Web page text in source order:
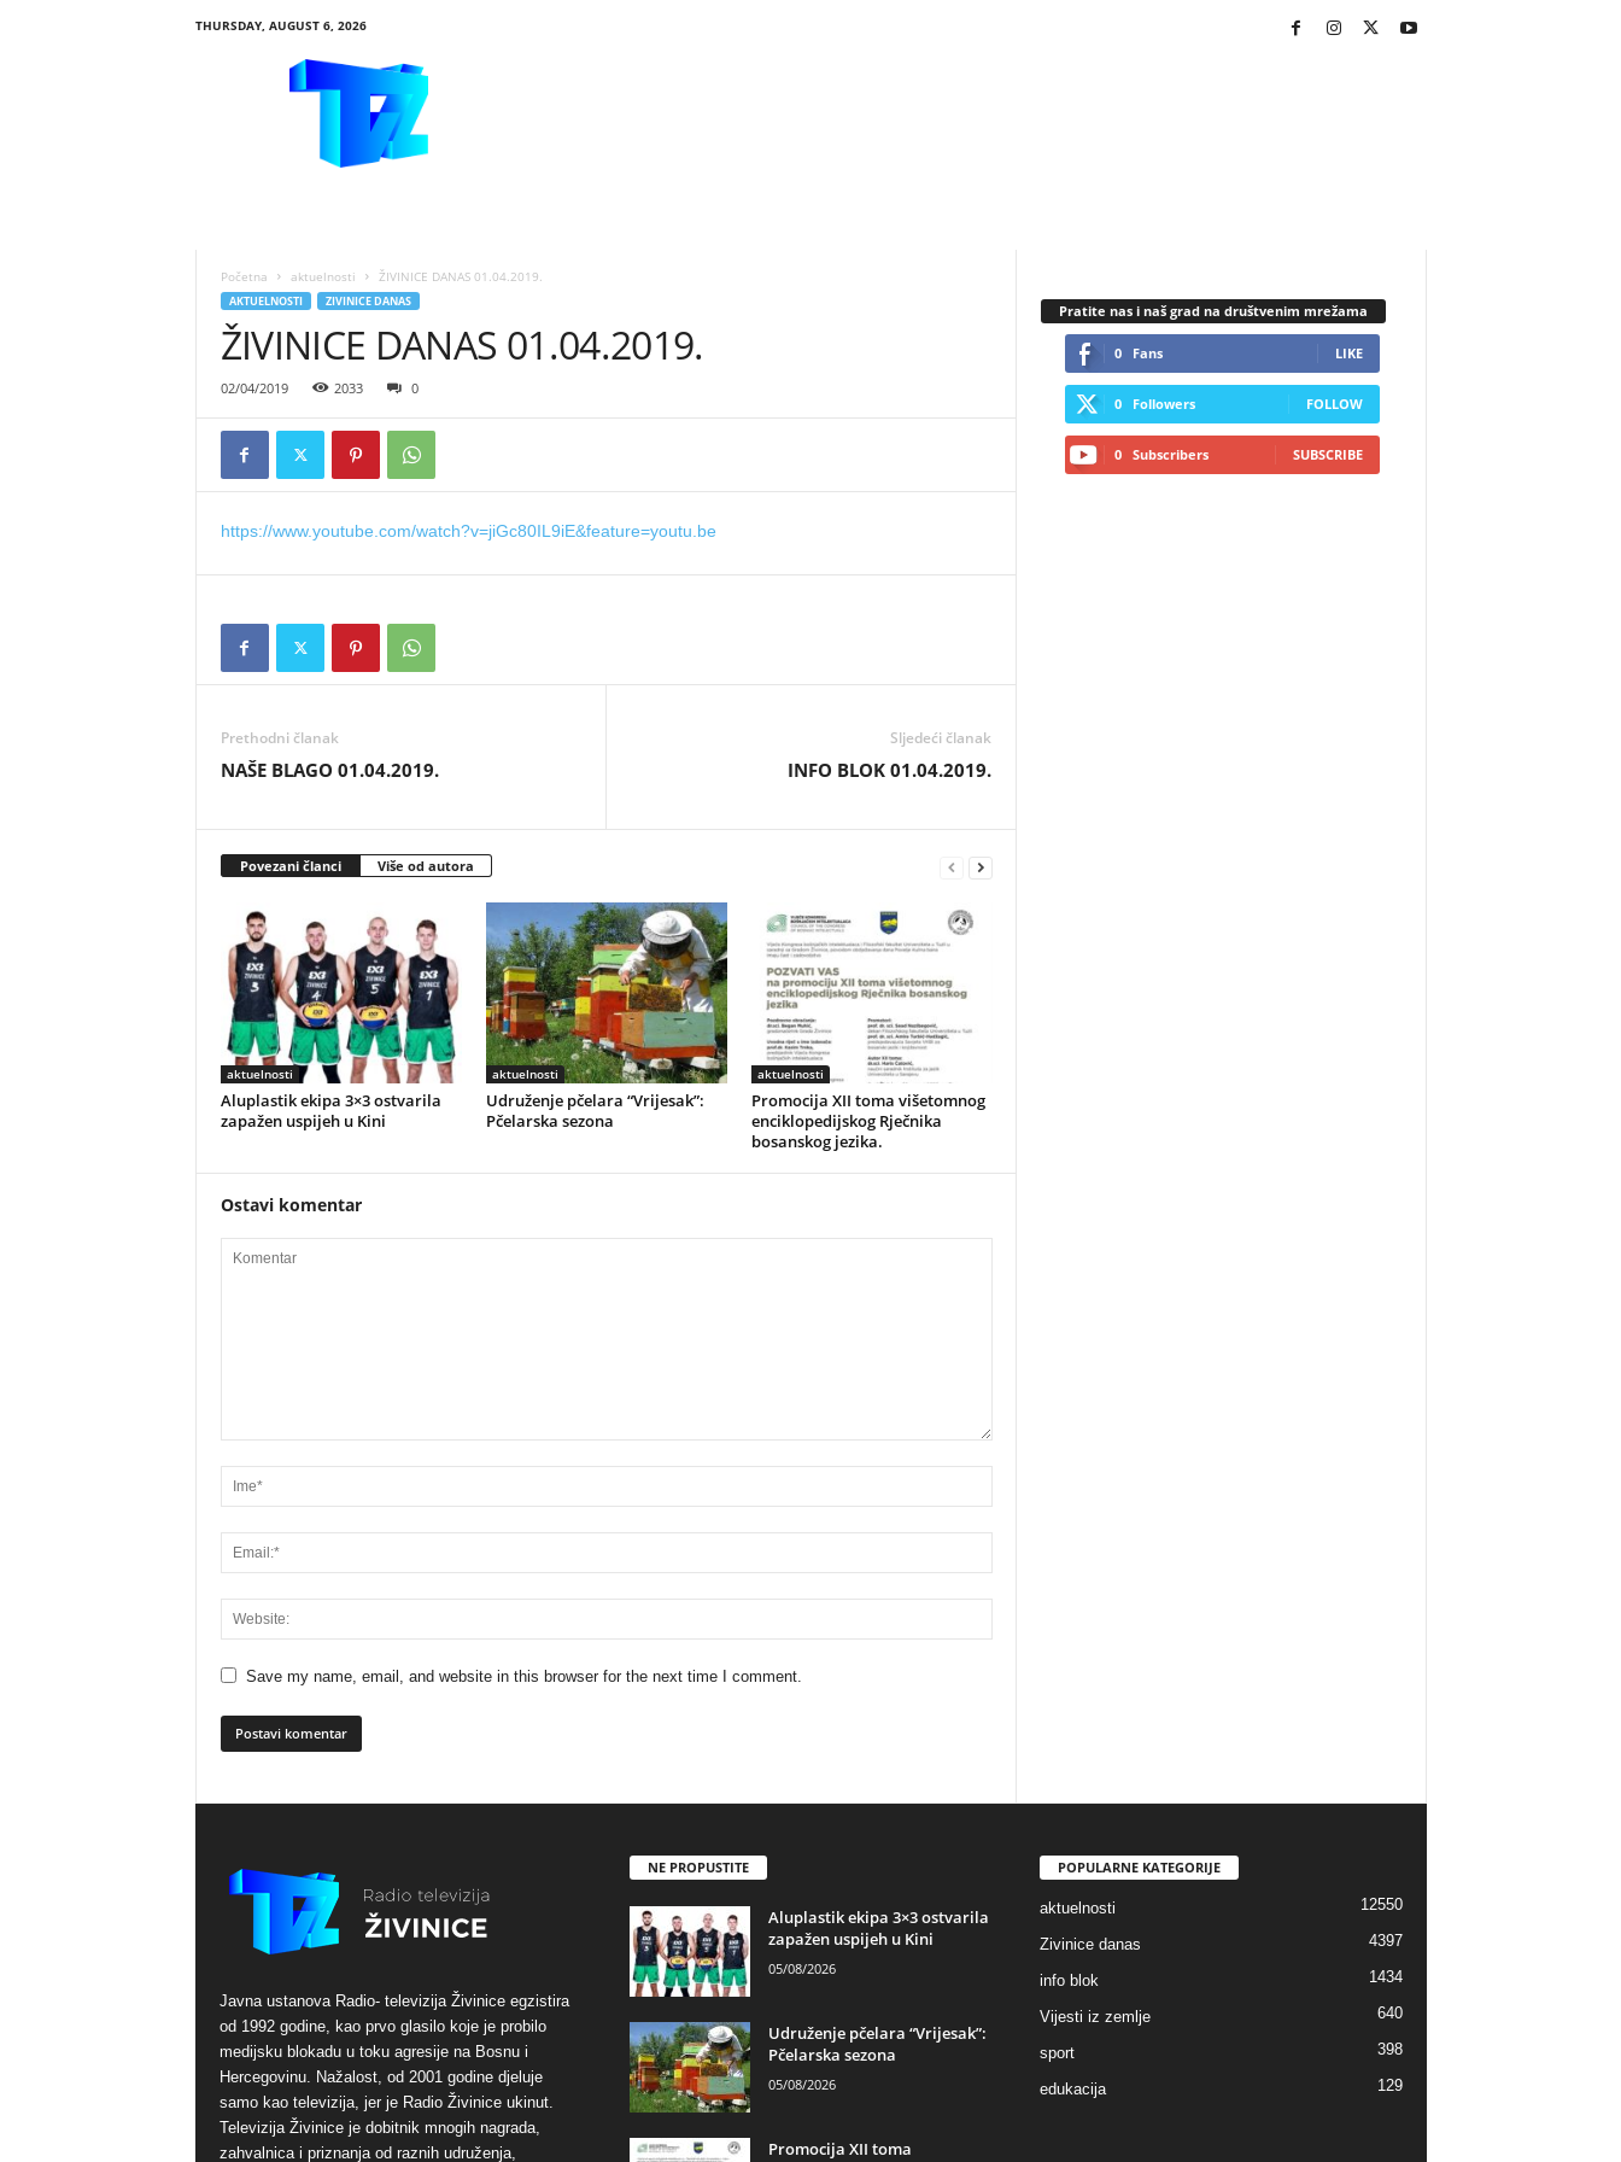
THURSDAY, AUGUST 6, 2026
Početna aktuelnosti ŽIVINICE DANAS 01.04.2019.
AKTUELNOSTI ZIVINICE DANAS
ŽIVINICE DANAS 01.04.2019.
02/04/2019 2033 0
https://www.youtube.com/watch?v=jiGc80IL9iE&feature=youtu.be
Prethodni članak
NAŠE BLAGO 01.04.2019.
Sljedeći članak
INFO BLOK 01.04.2019.
Povezani članci Više od autora
aktuelnosti
Aluplastik ekipa 3×3 ostvarila
zapažen uspijeh u Kini
aktuelnosti
Udruženje pčelara “Vrijesak”:
Pčelarska sezona
aktuelnosti
Promocija XII toma višetomnog
enciklopedijskog Rječnika
bosanskog jezika.
Ostavi komentar
Save my name, email, and website in this browser for the next time I comment.
Pratite nas i naš grad na društvenim mrežama
0 Fans LIKE
0 Followers FOLLOW
0 Subscribers SUBSCRIBE
Javna ustanova Radio- televizija Živinice egzistira
od 1992 godine, kao prvo glasilo koje je probilo
medijsku blokadu u toku agresije na Bosnu i
Hercegovinu. Nažalost, od 2001 godine djeluje
samo kao televizija, jer je Radio Živinice ukinut.
Televizija Živinice je dobitnik mnogih nagrada,
zahvalnica i priznanja od raznih udruženja,
NE PROPUSTITE
Aluplastik ekipa 3×3 ostvarila
zapažen uspijeh u Kini
05/08/2026
Udruženje pčelara “Vrijesak”:
Pčelarska sezona
05/08/2026
Promocija XII toma
POPULARNE KATEGORIJE
aktuelnosti 12550
Zivinice danas 4397
info blok 1434
Vijesti iz zemlje 640
sport 398
edukacija 129